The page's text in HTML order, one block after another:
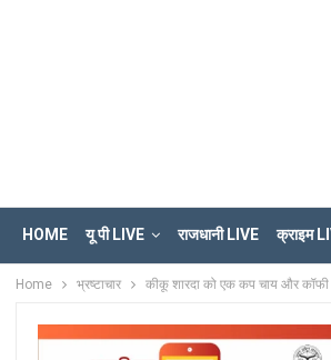
HOME यू पी LIVE राजधानी LIVE क्राइम
Home भ्रष्टाचार कीकू शारदा को एक कप चाय और